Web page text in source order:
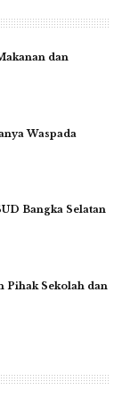
dan
Waspada
Bangka Selatan
Pihak Sekolah dan